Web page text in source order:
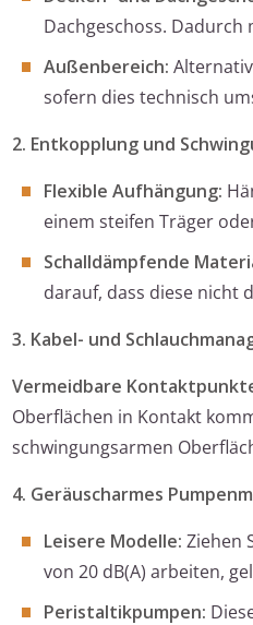
Dachgeschoss.
Außenbereich:
sofern dies technisch
2. Entkopplung und
Flexible Aufhängung:
einem steifen Träger
Schalldämpfende
darauf, dass diese nicht
3. Kabel- und
Vermeidbare
Oberflächen in Kontakt
schwingungsarmen
4. Geräuscharmes
Leisere Modelle: Ziehen
von 20 dB(A) arbeiten,
Peristaltikpumpen: